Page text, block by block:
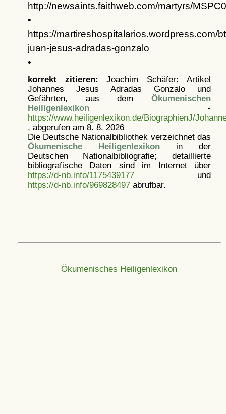
http://newsaints.faithweb.com/martyrs/
•
https://martireshospitalarios.wordpress.com/
juan-jesus-adradas-gonzalo
•
korrekt zitieren: Joachim Schäfer: Artikel
Johannes Jesus Adradas Gonzalo und
Gefährten, aus dem Ökumenischen
Heiligenlexikon-
https://www.heiligenlexikon.de/BiographienJ/
, abgerufen am 8. 8. 2026
Die Deutsche Nationalbibliothek verzeichnet das
Ökumenische Heiligenlexikonin der
Deutschen Nationalbibliografie; detaillierte
bibliografische Daten sind im Internet über
https://d-nb.info/1175439177und
https://d-nb.info/969828497abrufbar.
Ökumenisches Heiligenlexikon